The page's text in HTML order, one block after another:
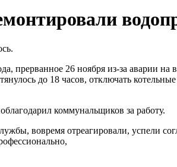
прерванное 26 ноября из-за аварии
до 18 часов, отключать
коммунальщиков за работу.
вовремя отреагировали, успели